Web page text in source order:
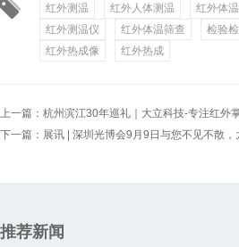
红外测温 红外人体测温 红外体
红外测温仪
红外体温筛查 检验
红外热成像
红外热成
上一篇： 杭州滨江30年巡礼｜大立科技-专注红外
下一篇： 展讯 | 深圳光博会9月9日与您不见不散，
推荐新闻